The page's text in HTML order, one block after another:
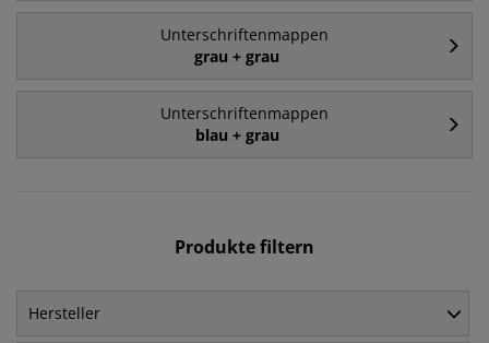
Unterschriftenmappen
grau + grau
Unterschriftenmappen
blau + grau
Produkte filtern
Hersteller